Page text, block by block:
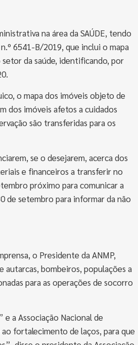
na área da SAÚDE, tendo
6541-B/2019, que inclui o mapa
da saúde, identificando, por
o mapa dos imóveis objeto de
dos imóveis afetos a cuidados
são transferidas para os
se o desejarem, acerca dos
e financeiros a transferir no
próximo para comunicar a
de setembro para informar da não
o Presidente da ANMP,
autarcas, bombeiros, populações a
para as operações de socorro
a Associação Nacional de
fortalecimento de laços, para que